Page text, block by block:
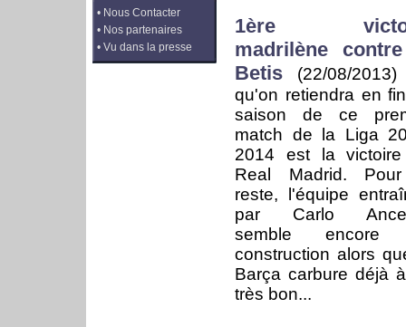
• Nous Contacter
• Nos partenaires
• Vu dans la presse
1ère
madrilène
Betis (22/08/
qu'on retiendra en
saison de ce
match de la Liga
2014 est la
Real Madrid.
reste, l'équipe
par Carlo
semble encore
construction alors
Barça carbure déjà
très bon...